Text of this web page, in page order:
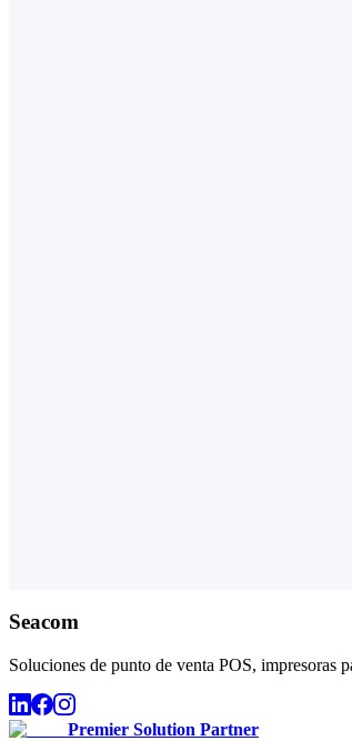
Seacom
Soluciones de punto de venta POS, impresoras
Premier Solution Partner